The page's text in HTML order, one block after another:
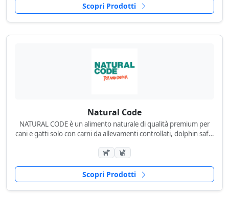
Scopri Prodotti
Natural Code
NATURAL CODE è un alimento naturale di qualità premium per
cani e gatti solo con carni da allevamenti controllati, dolphin safe,
Scopri Prodotti